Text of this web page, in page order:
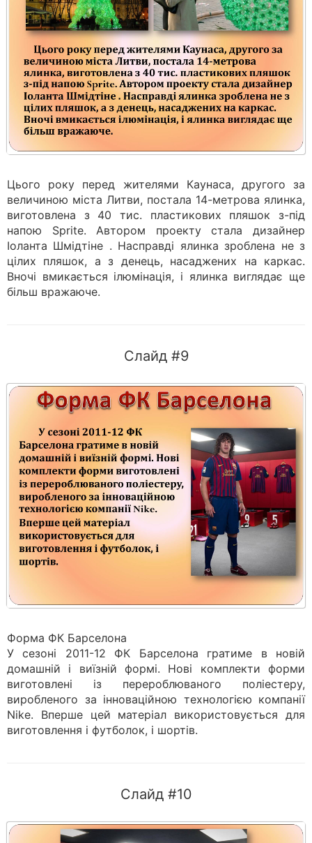
Цього року перед жителями Каунаса, другого за
величиною міста Литви, постала 14-метрова ялинка,
виготовлена з 40 тис. пластикових пляшок з-під
напою Sprite. Автором проекту стала дизайнер
Іоланта Шмідтіне . Насправді ялинка зроблена не з
цілих пляшок, а з денець, насаджених на каркас.
Вночі вмикається ілюмінація, і ялинка виглядає ще
більш вражаюче.
Слайд #9
Форма ФК Барселона
У сезоні 2011-12 ФК Барселона гратиме в новій
домашній і виїзній формі. Нові комплекти форми
виготовлені із перероблюваного поліестеру,
виробленого за інноваційною технологією компанії
Nike. Вперше цей матеріал використовується для
виготовлення і футболок, і шортів.
Слайд #10